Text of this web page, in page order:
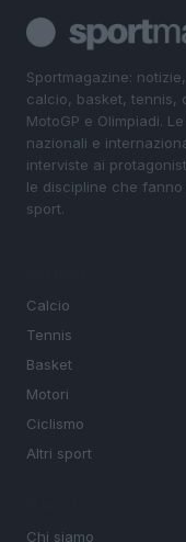
Sportmagazine:
calcio, basket, tennis,
MotoGP e Olimpiadi.
nazionali e
interviste ai
le discipline che
sport.
Calcio
Tennis
Basket
Motori
Ciclismo
Altri sport
Chi siamo